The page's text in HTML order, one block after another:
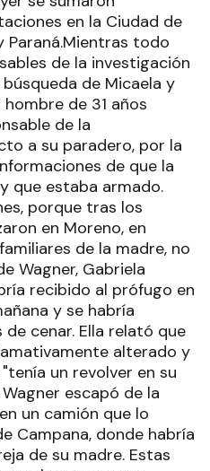
en la Ciudad de
Paraná.Mientras todo
de la investigación
de Micaela y
de 31 años
de la
a su paradero, por la
de que la
que estaba armado.
porque tras los
en Moreno, en
de la madre, no
Wagner, Gabriela
recibido al prófugo en
y se habría
cenar. Ella relató que
alterado y
un revolver en su
escapó de la
un camión que lo
Campana, donde habría
de su madre. Estas